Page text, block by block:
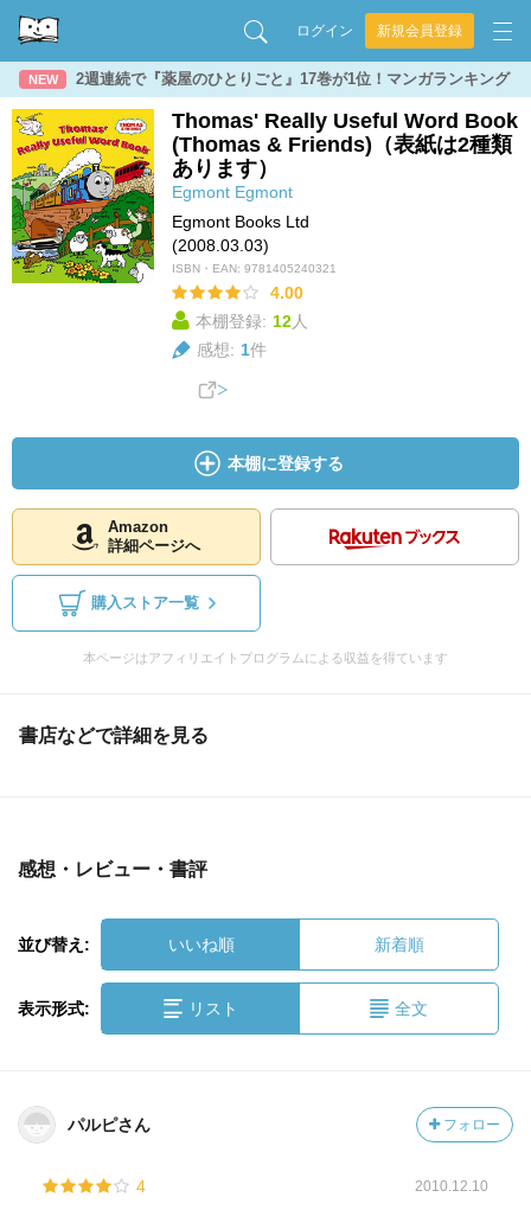
ログイン 新規会員登録
NEW 2週連続で『薬屋のひとりごと』17巻が1位！マンガランキング
Thomas' Really Useful Word Book
(Thomas & Friends)（表紙は2種類
あります）
Egmont Egmont
Egmont Books Ltd
(2008.03.03)
ISBN・EAN: 9781405240321
4.00
本棚登録: 12人
感想: 1件
本棚に登録する
Amazon
詳細ページへ
購入ストア一覧
本ページはアフィリエイトプログラムによる収益を得ています
書店などで詳細を見る
感想・レビュー・書評
並び替え: いいね順 新着順
表示形式: リスト 全文
パルピさん フォロー
4 2010.12.10